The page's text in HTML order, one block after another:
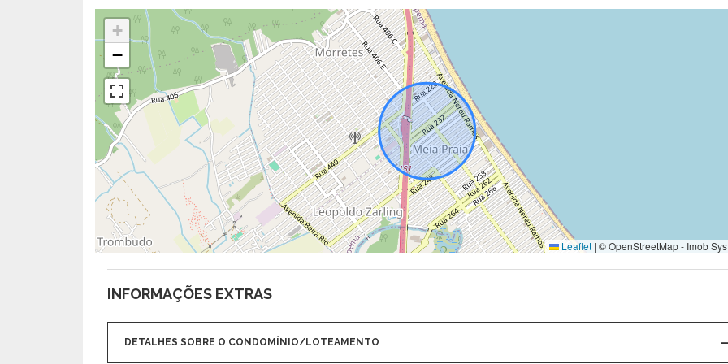
+
−
Leaflet | © OpenStreetMap - Imob
INFORMAÇÕES EXTRAS
DETALHES SOBRE O CONDOMÍNIO/LOTEAMENTO